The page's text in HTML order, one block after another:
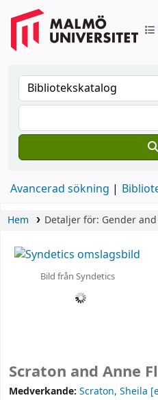
Avancerad sökning
Hem Detaljer för: Gender
Bild från Syndetics
Scraton and Anne
Medverkande: Scraton, Sheila